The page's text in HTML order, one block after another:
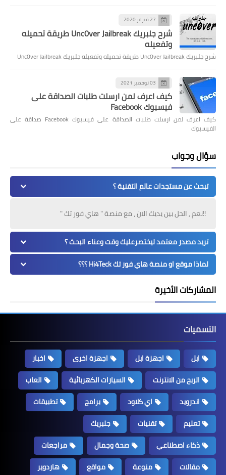
27 فبراير 2020
شرح جلبريك Unc0ver Jailbreak طريقة تحميله
وتفعيله
شرح جلبريك Unc0ver Jailbreak طريقة تحميله وتفعيله جلبريك Unc0ver Jailbreak
03 نوفمبر 2021
كيف اعرف لمن ارسلت طلبات الصداقة على
فيسبوك Facebook
كيف اعرف لمن ارسلت طلبات الصداقة على فيسبوك Facebook صداقة على
الفيسبوك
سؤال وجواب
تبحث عن مستجدات عالم التقنية ؟
!!نعم , الحل بين يديك الان ، مع منصة " هاي فور تك "
تريد مصدر معتمد ليختصرعليك وقت وعناء البحث ؟
لماذا موقع او منصة هاي فور تك Hi4Teck ؟؟؟
المشاركات الأخيرة
التسميات
ابل اجهزة ابل اجهزة اخرى
اخبار
الربح من الانترنت
السيارات الكهربائية
العاب
اندرويد
اي كلاود برامج
تطبيقات
تعليم
تقنيات
جلبريك
ذكاء اصطناعي
صحة وجمال
مراجعات
مقالات
منوعة مواقع
هاردوير